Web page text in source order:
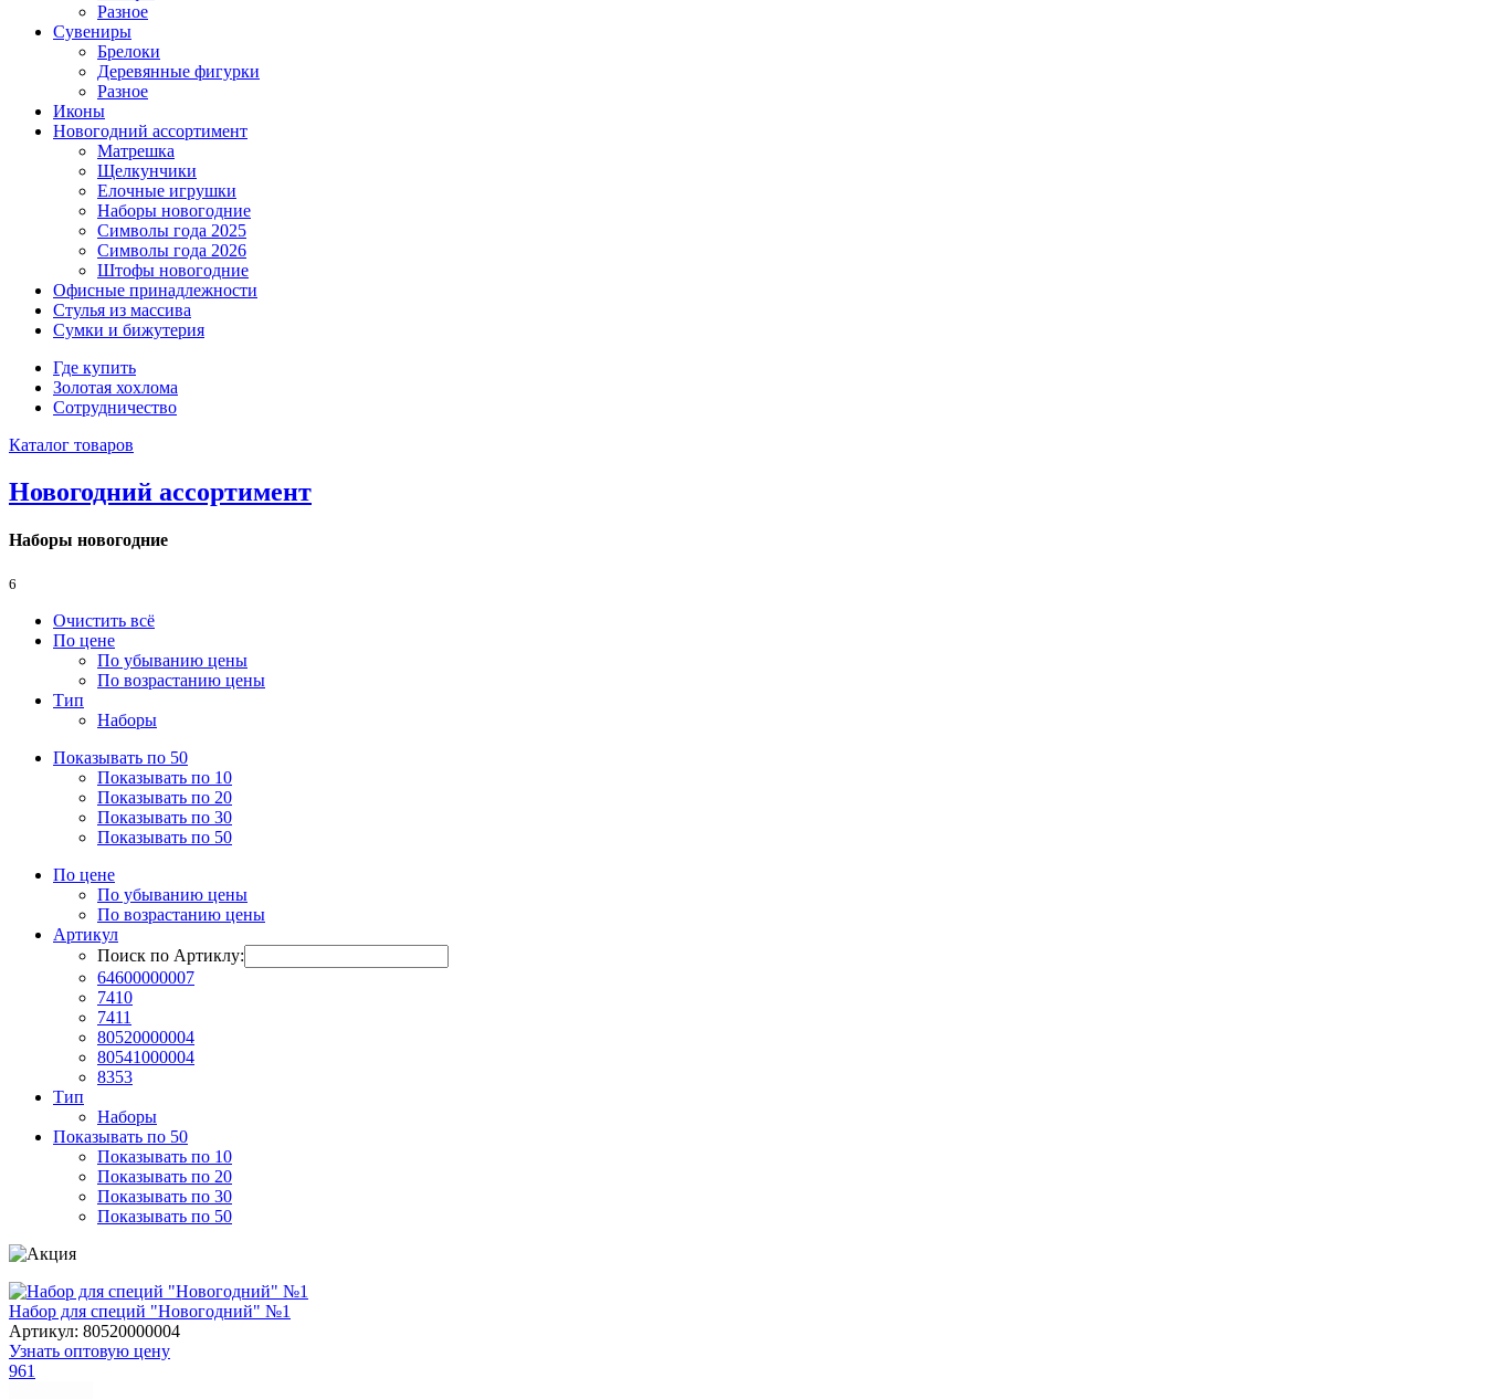
Разное
Сувениры
Брелоки
Деревянные фигурки
Разное
Иконы
Новогодний ассортимент
Матрешка
Щелкунчики
Елочные игрушки
Наборы новогодние
Символы года 2025
Символы года 2026
Штофы новогодние
Офисные принадлежности
Стулья из массива
Сумки и бижутерия
Где купить
Золотая хохлома
Сотрудничество
Каталог товаров
Новогодний ассортимент
Наборы новогодние
6
Очистить всё
По цене
По убыванию цены
По возрастанию цены
Тип
Наборы
Показывать по 50
Показывать по 10
Показывать по 20
Показывать по 30
Показывать по 50
По цене
По убыванию цены
По возрастанию цены
Артикул
Поиск по Артиклу:
64600000007
7410
7411
80520000004
80541000004
8353
Тип
Наборы
Показывать по 50
Показывать по 10
Показывать по 20
Показывать по 30
Показывать по 50
Набор для специй "Новогодний" №1
Артикул: 80520000004
Узнать оптовую цену
961